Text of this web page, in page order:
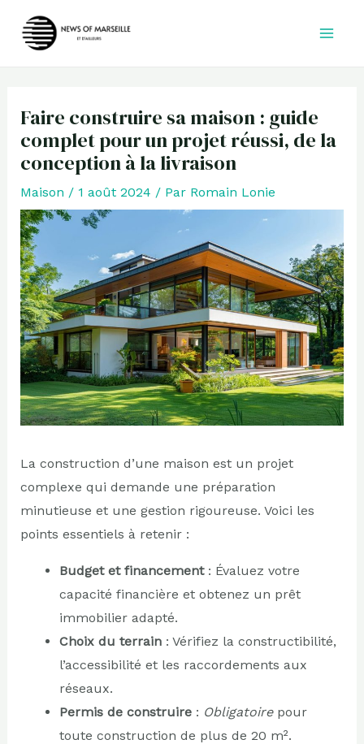
Faire construire sa maison : guide
complet pour un projet réussi, de la
conception à la livraison
Maison / 1 août 2024 / Par Romain Lonie
La construction d’une maison est un projet
complexe qui demande une préparation
minutieuse et une gestion rigoureuse. Voici les
points essentiels à retenir :
Budget et financement: Évaluez votre
capacité financière et obtenez un prêt
immobilier adapté.
Choix du terrain: Vérifiez la constructibilité,
l’accessibilité et les raccordements aux
réseaux.
Permis de construire: Obligatoirepour
toute construction de plus de 20 m².